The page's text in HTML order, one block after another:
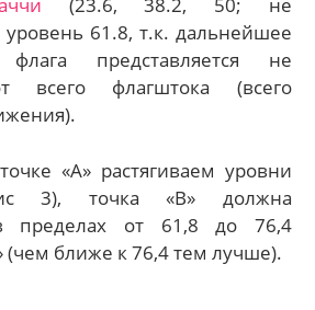
(23.6, 38.2, 50; не
уровень 61.8, т.к. дальнейшее
флага представляется не
всего флагштока (всего
«А» растягиваем уровни
3), точка «В» должна
пределах от 61,8 до 76,4
(чем ближе к 76,4 тем лучше).